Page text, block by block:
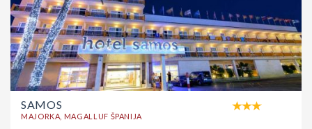
SAMOS
MAJORKA, MAGALLUF ŠPANIJA